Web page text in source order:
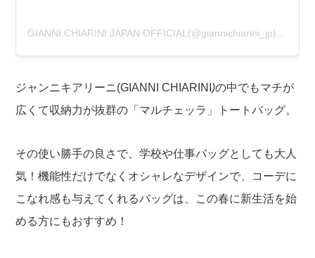
GIANNI CHIARINI JAPAN OFFICIAL(@giannichiarini_jp)がシェアした投稿
ジャンニキアリーニ(GIANNI CHIARINI )の中でもマチが
広くて収納力が抜群の「マルチェッラ」トートバッグ。
その使い勝手の良さで、学校や仕事バッグとしても大人
気！機能性だけでなくオシャレなデザインで、コーデに
こなれ感も与えてくれるバッグは、この春に新生活を始
める方にもおすすめ！